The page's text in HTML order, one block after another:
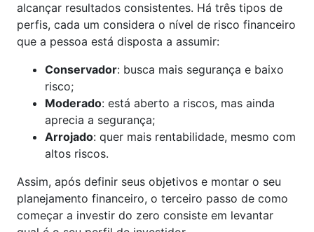
alcançar resultados consistentes. Há três tipos de
perfis, cada um considera o nível de risco financeiro
que a pessoa está disposta a assumir:
Conservador: busca mais segurança e baixo
risco;
Moderado: está aberto a riscos, mas ainda
aprecia a segurança;
Arrojado: quer mais rentabilidade, mesmo com
altos riscos.
Assim, após definir seus objetivos e montar o seu
planejamento financeiro, o terceiro passo de como
começar a investir do zero consiste em levantar